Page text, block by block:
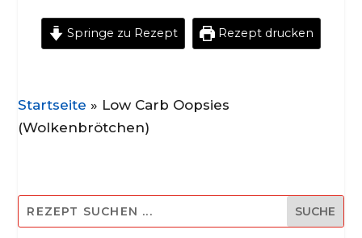
Springe zu Rezept Rezept drucken
Startseite » Low Carb Oopsies
(Wolkenbrötchen)